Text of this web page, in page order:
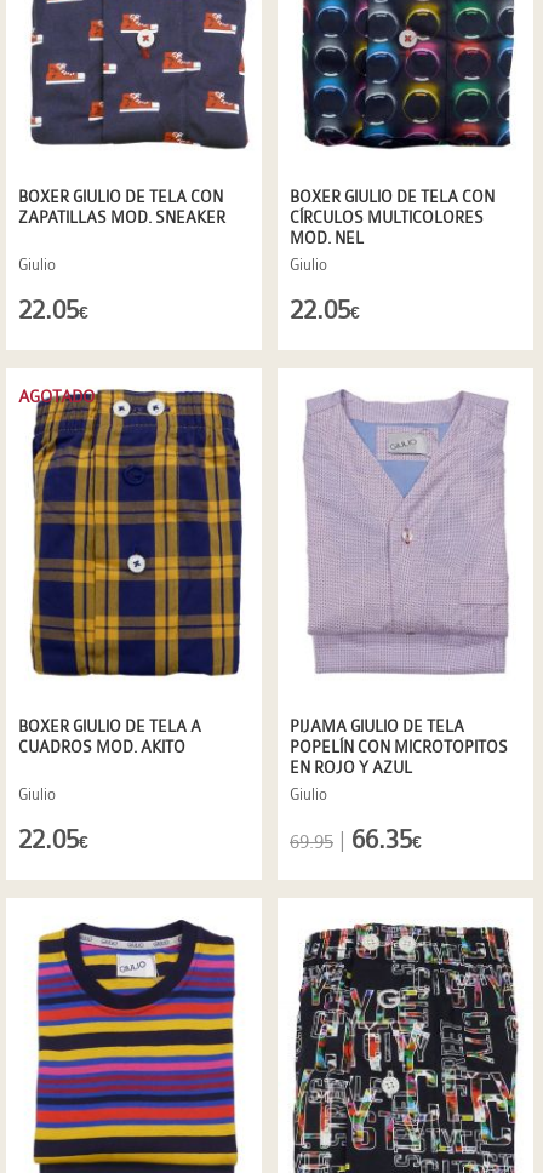
BOXER GIULIO DE TELA CON
ZAPATILLAS MOD. SNEAKER
Giulio
22.05€
BOXER GIULIO DE TELA CON
CÍRCULOS MULTICOLORES
MOD. NEL
Giulio
22.05€
BOXER GIULIO DE TELA A
CUADROS MOD. AKITO
Giulio
AGOTADO
22.05€
PIJAMA GIULIO DE TELA
POPELÍN CON MICROTOPITOS
EN ROJO Y AZUL
Giulio
69.95 66.35€